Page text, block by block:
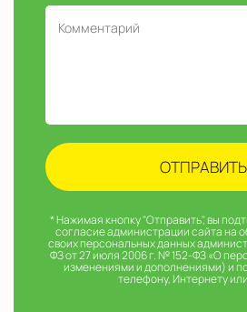
* Нажимая кнопку "Отправить", вы
согласие администрации сайта на
своих персональных данных
ФЗ от 27 июля 2006 г. № 152-ФЗ «О
изменениями и дополнениями) и
телефону, Интернету